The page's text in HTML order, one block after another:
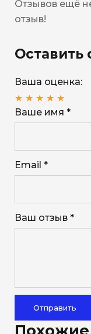
Отзывов ещё
отзыв!
Оставить
Ваша оценка:
★ ★ ★ ★ ★
Ваше имя *
Email *
Ваш отзыв *
Отправить
Похожие